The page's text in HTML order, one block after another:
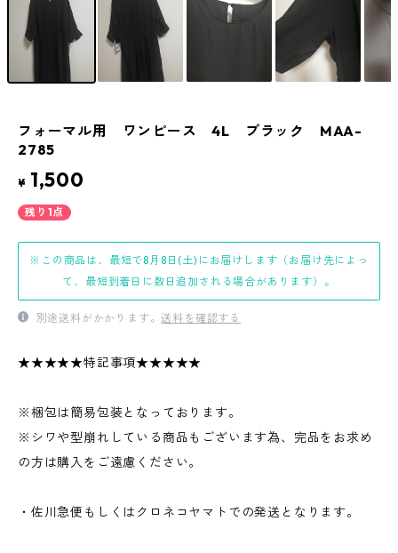
フォーマル用 ワンピース 4L ブラック MAA-
2785
¥ 1,500
残り1点
※この商品は、最短で8月8日(土)にお届けします（お届け先によっ
て、最短到着日に数日追加される場合があります）。
別途送料がかかります。送料を確認する
★★★★★特記事項★★★★★
※梱包は簡易包装となっております。
※シワや型崩れしている商品もございます為、完品をお求め
の方は購入をご遠慮ください。
・佐川急便もしくはクロネコヤマトでの発送となります。